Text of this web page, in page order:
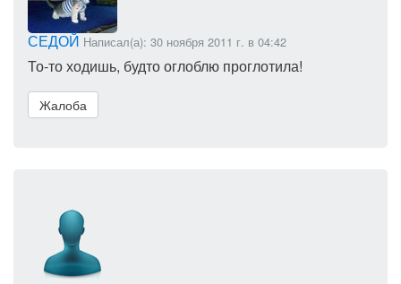
СЕДОЙ Написал(а): 30 ноября 2011 г. в 04:42
То-то ходишь, будто оглоблю проглотила!
Жалоба